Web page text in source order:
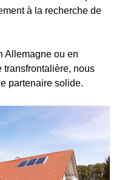
à la recherche de
Allemagne ou en
transfrontalière, nous
partenaire solide.